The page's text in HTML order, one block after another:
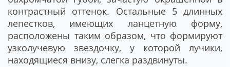
контрастный оттенок. Остальные 5 длинных
лепестков, имеющих ланцетную форму,
расположены таким образом, что формируют
узколучевую звездочку, у которой лучики,
находящиеся внизу, слегка раздвинуты.